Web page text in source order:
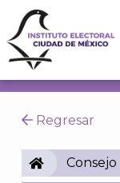
Regresar
IECMConsejo